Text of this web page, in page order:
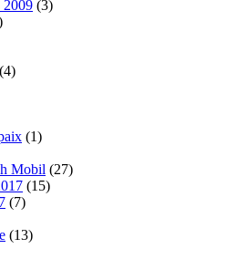
2009 (3)
(4)
(1)
Mobil (27)
(15)
(7)
(13)